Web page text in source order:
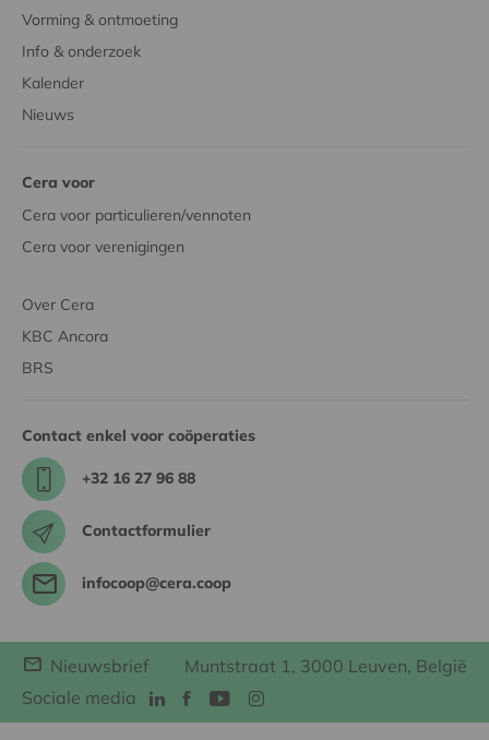
Vorming & ontmoeting
Info & onderzoek
Kalender
Nieuws
Cera voor
Cera voor particulieren/vennoten
Cera voor verenigingen
Over Cera
KBC Ancora
BRS
Contact enkel voor coöperaties
+32 16 27 96 88
Contactformulier
infocoop@cera.coop
Nieuwsbrief
Muntstraat 1, 3000 Leuven, België
Sociale media